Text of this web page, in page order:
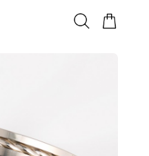
웨딩/다이아 가드링/반지